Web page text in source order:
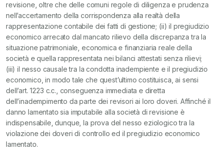
revisione, oltre che delle comuni regole di diligenza e prudenza
nell’accertamento della corrispondenza alla realtà della
rappresentazione contabile dei fatti di gestione; (ii) il pregiudizio
economico arrecato dal mancato rilievo della discrepanza tra la
situazione patrimoniale, economica e finanziaria reale della
società e quella rappresentata nei bilanci attestati senza rilievi;
(iii) il nesso causale tra la condotta inadempiente e il pregiudizio
economico, in modo tale che quest’ultimo costituisca, ai sensi
dell’art. 1223 c.c., conseguenza immediata e diretta
dell’inadempimento da parte dei revisori ai loro doveri. Affinché il
danno lamentato sia imputabile alla società di revisione è
indispensabile, dunque, la prova del nesso eziologico tra la
violazione dei doveri di controllo ed il pregiudizio economico
lamentato.